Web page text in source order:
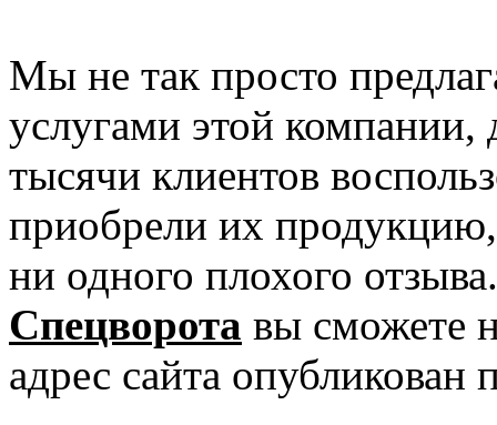
Мы не так просто
услугами этой компании,
тысячи клиентов
приобрели их
ни одного плохого
Спецворота вы сможете
адрес сайта опубликован